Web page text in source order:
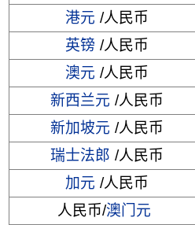
港元 /人民币
英镑 /人民币
澳元 /人民币
新西兰元 /人民币
新加坡元 /人民币
瑞士法郎 /人民币
加元 /人民币
人民币/澳门元